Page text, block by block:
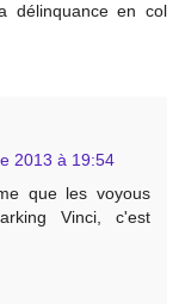
délinquance en col
2013 à 19:54
que les voyous
Vinci, c'est